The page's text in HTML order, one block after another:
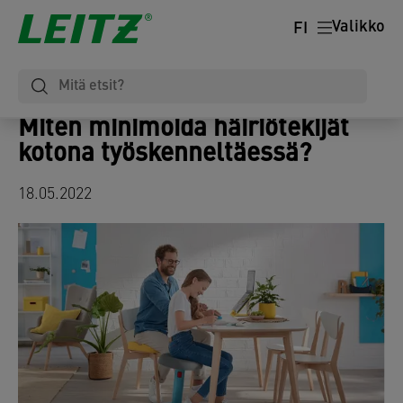
Valikko
FI
Miten minimoida häiriötekijät
kotona työskenneltäessä?
18.05.2022